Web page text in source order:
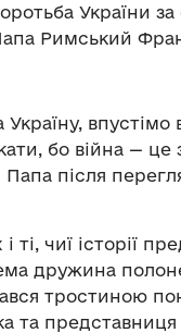
України
Римський
впустімо
бо війна — це
після
чиї історії
дружина
тростиною
та представниця